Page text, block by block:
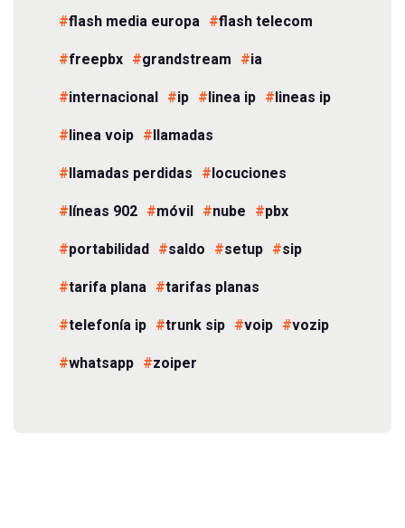
flash media europa
flash telecom
freepbx
grandstream
ia
internacional
ip linea ip
lineas ip
linea voip
llamadas
llamadas perdidas
locuciones
líneas 902
móvil nube
pbx
portabilidad
saldo setup
sip
tarifa plana
tarifas planas
telefonía ip
trunk sip voip
vozip
whatsapp
zoiper